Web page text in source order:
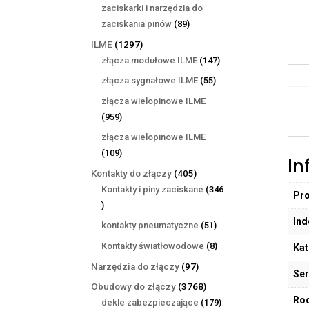
produktów
zaciskarki i narzędzia do
zaciskania pinów 8989
ILME 12971297
produktów
złącza modułowe ILME 147147
złącza sygnałowe ILME 5555
złącza wielopinowe ILME
959959
produktów
złącza wielopinowe ILME
109109
produktów
Kontakty do złączy 405405
produktów
Kontakty i piny zaciskane 346
346
produktów
kontakty pneumatyczne 5151
produktów
Kontakty światłowodowe 88
Narzędzia do złączy 9797
produktów
Obudowy do złączy 37683768
produktów
dekle zabezpieczające 179179